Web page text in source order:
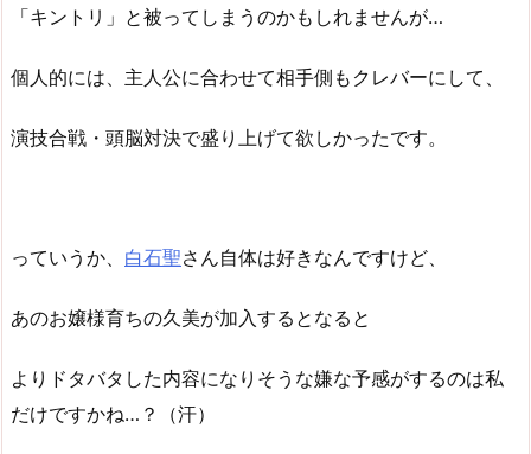
「キントリ」と被ってしまうのかもしれませんが…
個人的には、主人公に合わせて相手側もクレバーにして、
演技合戦・頭脳対決で盛り上げて欲しかったです。
っていうか、 白石聖さん自体は好きなんですけど、
あのお嬢様育ちの久美が加入するとなると
よりドタバタした内容になりそうな嫌な予感がするのは私
だけですかね…？（汗）